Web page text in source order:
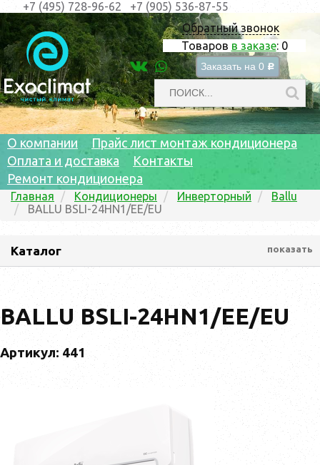
Обратный звонок
Товаров в заказе: 0
Заказать на 0 c
+7 (495) 728-96-62 +7 (905) 536-87-55
О компании
Прайс лист монтаж кондиционера
Оплата и доставка
Контакты
Ремонт кондиционера
Главная Кондиционеры Инверторный
Ballu
BALLU BSLI-24HN1/EE/EU
Каталог показать
BALLU BSLI-24HN1/EE/EU
Артикул: 441